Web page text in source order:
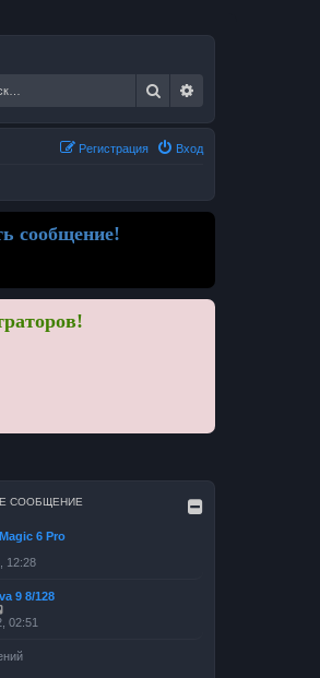
Поиск
Вход
Регистрация
сообщение!
СООБЩЕНИЕ
6 Pro
12:28
9 8/128
е
й
02:51